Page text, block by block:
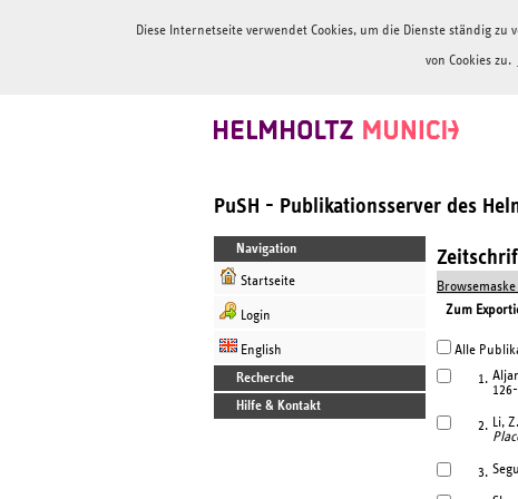
Diese Internetseite verwendet Cookies, um die Dienste ständig
von Cookies zu.
PuSH - Publikationsserver des
Navigation
Startseite
Login
English
Recherche
Hilfe & Kontakt
Zum
Alle
1.
2. Li,
3.